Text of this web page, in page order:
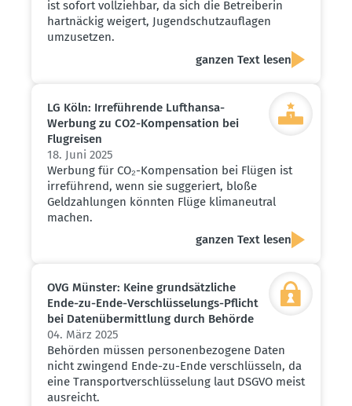
ist sofort vollziehbar, da sich die Betreiberin
hartnäckig weigert, Jugendschutzauflagen
umzusetzen.
ganzen Text lesen
LG Köln: Irrefüh­rende Lufthansa-
Werbung zu CO2-Kompen­sation bei
Flugreisen
18. Juni 2025
Werbung für CO₂-Kompensation bei Flügen ist
irreführend, wenn sie suggeriert, bloße
Geldzahlungen könnten Flüge klimaneutral
machen.
ganzen Text lesen
OVG Münster: Keine grund­sätz­liche
Ende-zu-Ende-Verschlüs­se­lungs-Pflicht
bei Daten­über­mittlung durch Behörde
04. März 2025
Behörden müssen personenbezogene Daten
nicht zwingend Ende-zu-Ende verschlüsseln, da
eine Transportverschlüsselung laut DSGVO meist
ausreicht.